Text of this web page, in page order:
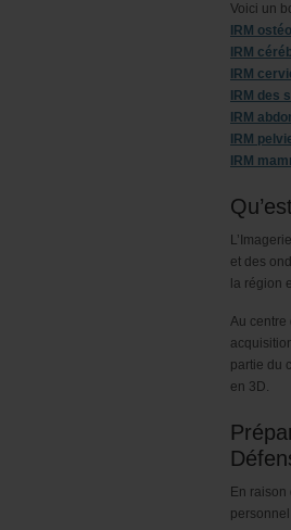
Voici un
IRM
IRM
IRM
IRM des
IRM
IRM
IRM
et des
la région
Au centre
partie du
en 3D.
En